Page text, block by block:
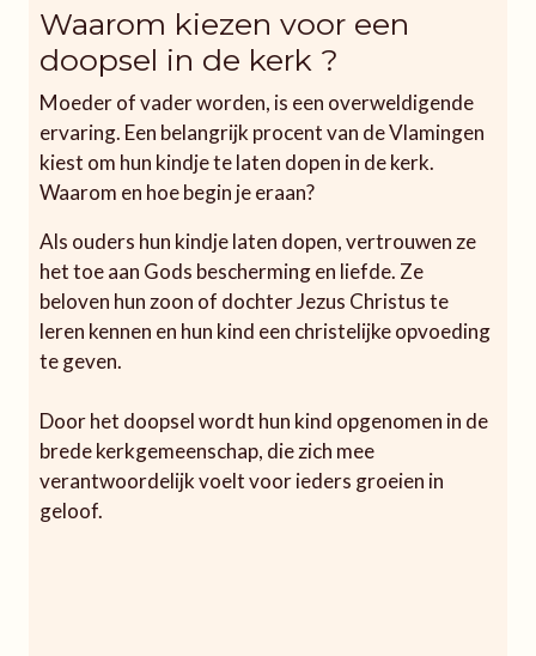
Waarom kiezen voor een
doopsel in de kerk ?
Moeder of vader worden, is een overweldigende
ervaring. Een belangrijk procent van de Vlamingen
kiest om hun kindje te laten dopen in de kerk.
Waarom en hoe begin je eraan?
Als ouders hun kindje laten dopen, vertrouwen ze
het toe aan Gods bescherming en liefde. Ze
beloven hun zoon of dochter Jezus Christus te
leren kennen en hun kind een christelijke opvoeding
te geven.
Door het doopsel wordt hun kind opgenomen in de
brede kerkgemeenschap, die zich mee
verantwoordelijk voelt voor ieders groeien in
geloof.